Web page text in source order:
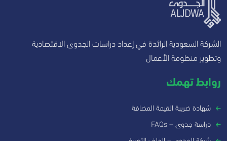
الشركة السعودية الرائدة في إعداد دراسات الجدوى الاقتصادية
وتطوير منظومة الأعمال
روابط تهمك
شهادة ضريبة القيمة المضافة
دراسة جدوى – FAQs